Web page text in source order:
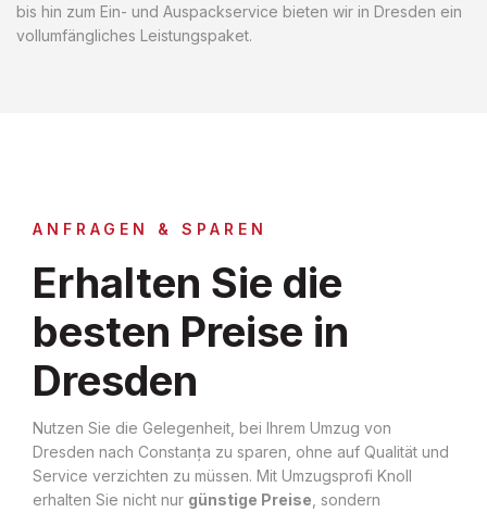
bis hin zum Ein- und Auspackservice bieten wir in Dresden ein
vollumfängliches Leistungspaket.
ANFRAGEN & SPAREN
Erhalten Sie die
besten Preise in
Dresden
Nutzen Sie die Gelegenheit, bei Ihrem Umzug von
Dresden nach Constanța zu sparen, ohne auf Qualität und
Service verzichten zu müssen. Mit Umzugsprofi Knoll
erhalten Sie nicht nur günstige Preise , sondern